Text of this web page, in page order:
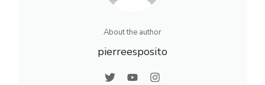
About the author
pierreesposito